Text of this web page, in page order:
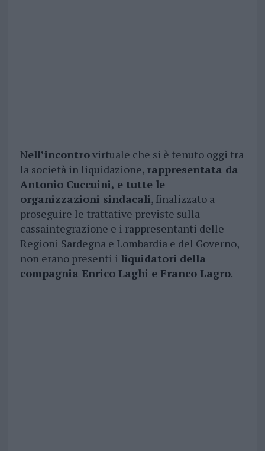
Nell’incontrovirtuale che si è tenuto oggi tra
la società in liquidazione, rappresentata da
Antonio Cuccuini, e tutte le
organizzazioni sindacali, finalizzato a
proseguire le trattative previste sulla
cassaintegrazione e i rappresentanti delle
Regioni Sardegna e Lombardia e del Governo,
non erano presenti i liquidatori della
compagnia Enrico Laghi e Franco Lagro.